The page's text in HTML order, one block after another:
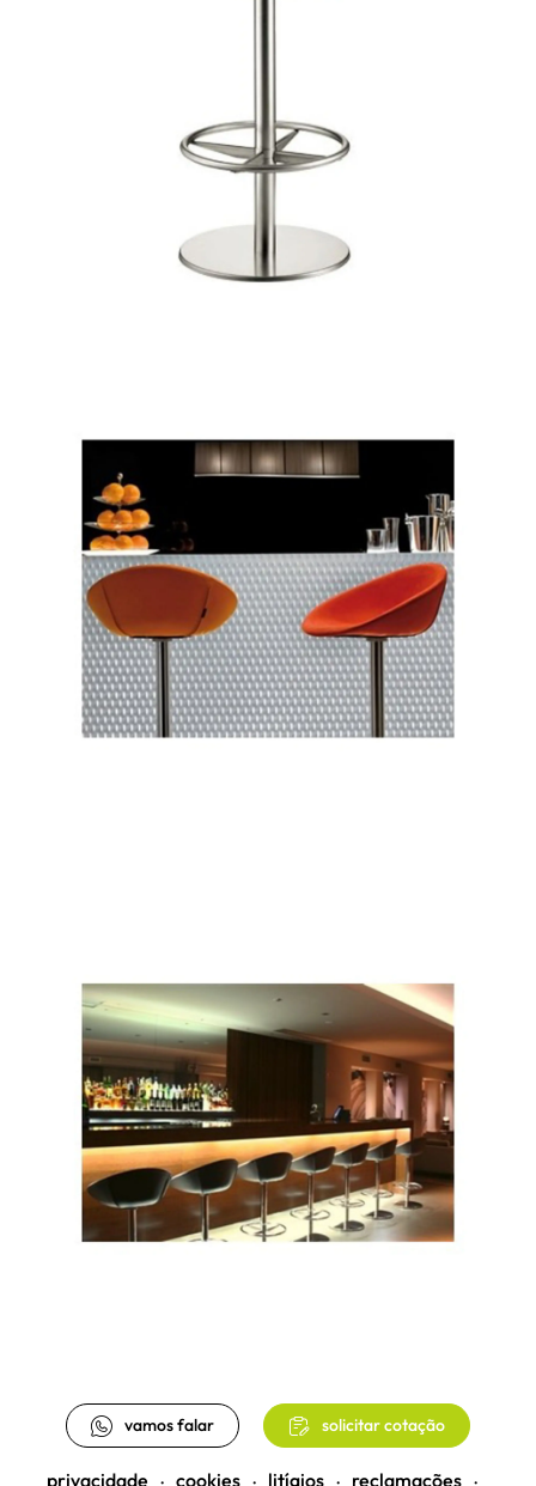
vamos falar solicitar cotação
privacidade cookies litígios reclamações